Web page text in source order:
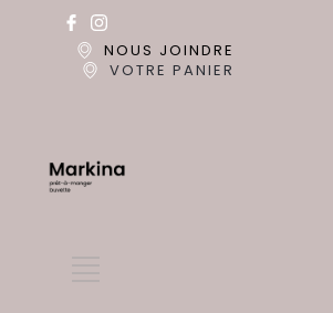
NOUS JOINDRE
VOTRE PANIER